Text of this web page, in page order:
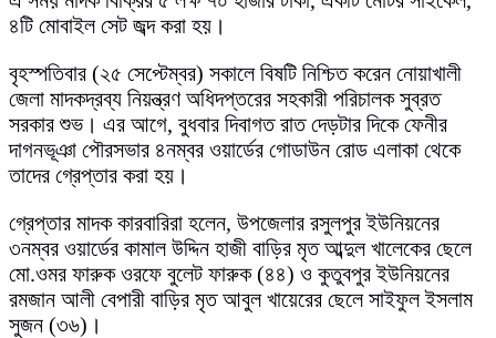
৪টি মোবাইল সেট জব্দ করা হয়।
বৃহস্পতিবার (২৫ সেপ্টেম্বর) সকালে বিষটি নিশ্চিত করেন নোয়াখালী
জেলা মাদকদ্রব্য নিয়ন্ত্রণ অধিদপ্তরের সহকারী পরিচালক সুব্রত
সরকার শুভ। এর আগে, বুধবার দিবাগত রাত দেড়টার দিকে ফেনীর
দাগনভূঞা পৌরসভার ৪নম্বর ওয়ার্ডের গোডাউন রোড এলাকা থেকে
তাদের গ্রেপ্তার করা হয়।
গ্রেপ্তার মাদক কারবারিরা হলেন, উপজেলার রসুলপুর ইউনিয়নের
৩নম্বর ওয়ার্ডের কামাল উদ্দিন হাজী বাড়ির মৃত আব্দুল খালেকের ছেলে
মো.ওমর ফারুক ওরফে বুলেট ফারুক (৪৪) ও কুতুবপুর ইউনিয়নের
রমজান আলী বেপারী বাড়ির মৃত আবুল খায়েরের ছেলে সাইফুল ইসলাম
সুজন (৩৬)।